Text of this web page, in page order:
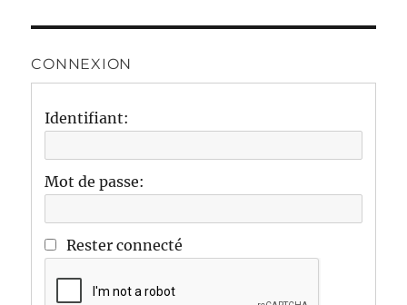
CONNEXION
Identifiant:
Mot de passe:
Rester connecté